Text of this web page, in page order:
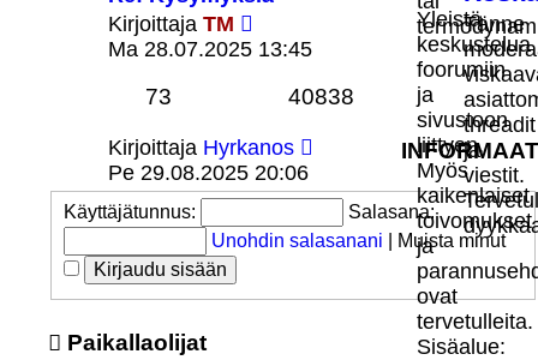
Yleistä
keskustelua
foorumiin
ja
sivustoon
liittyen.
Myös
kaikenlaiset
toivomukset
ja
ovat
tervetulleita.
Sisäalue:
Kirjoittaja TM
uusin
Ma 28.07.2025 13:45
Tänne
threadit
ja
viestit.
73 40838
Kirjoittaja Hyrkanos
viesti
Pe 29.08.2025 20:06
Käyttäjätunnus:
Salasana:
Unohdin salasanani
Muista minut
Paikallaolijat